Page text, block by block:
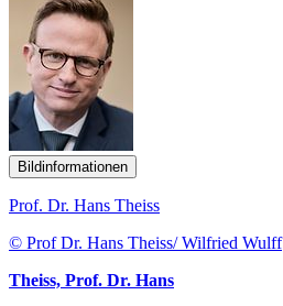
Bildinformationen
Prof. Dr. Hans Theiss
© Prof Dr. Hans Theiss/ Wilfried Wulff
Theiss, Prof. Dr. Hans